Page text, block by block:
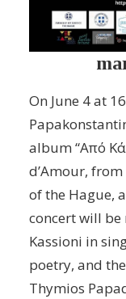
On June 4 at
album “Από
d’Amour, from
of the Hague,
concert will
Kassioni in
poetry, and
Thymios